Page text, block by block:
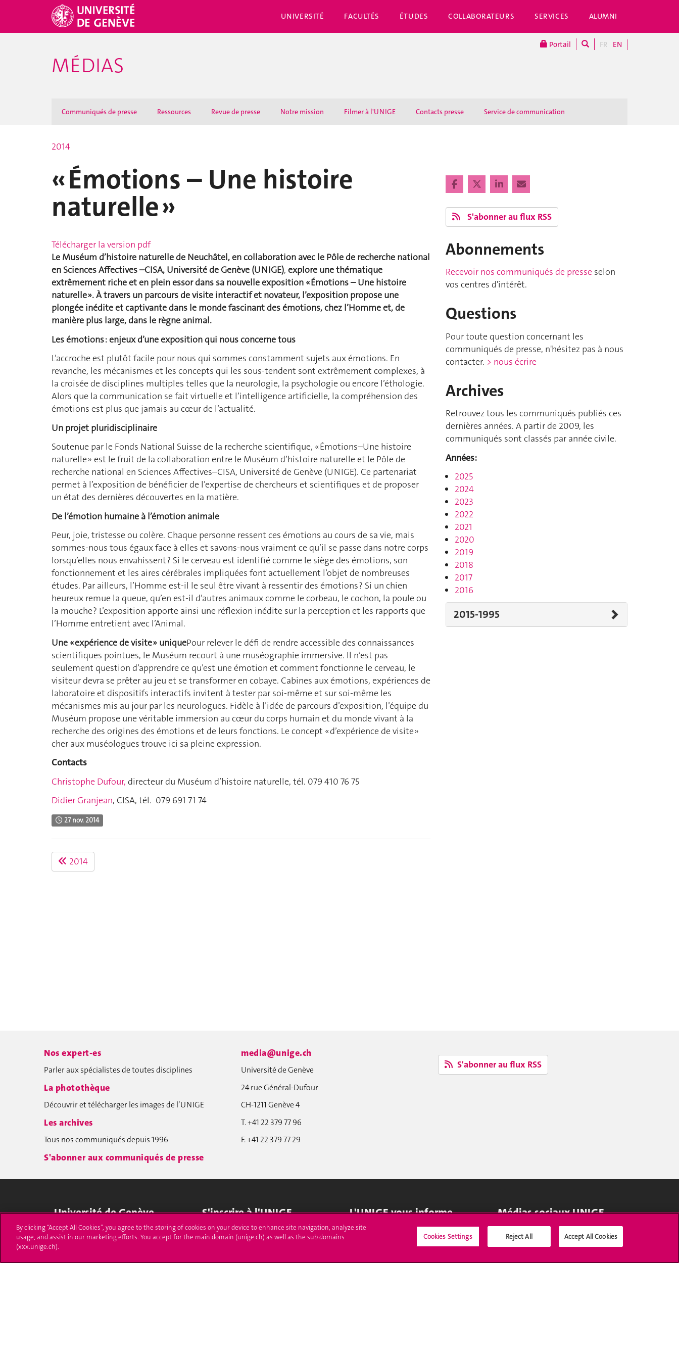
UNIVERSITÉ FACULTÉS ÉTUDES COLLABORATEURS SERVICES ALUMNI
Portail FR EN
MÉDIAS
Communiqués de presse Ressources Revue de presse Notre mission Filmer à l'UNIGE Contacts presse Service de communication
2014
« Émotions – Une histoire
naturelle »
Télécharger la version pdf
Le Muséum d’histoire naturelle de Neuchâtel, en collaboration avec le Pôle de recherche national
en Sciences Affectives –CISA, Université de Genève (UNIGE), explore une thématique
extrêmement riche et en plein essor dans sa nouvelle exposition « Émotions – Une histoire
naturelle ». À travers un parcours de visite interactif et novateur, l’exposition propose une
plongée inédite et captivante dans le monde fascinant des émotions, chez l’Homme et, de
manière plus large, dans le règne animal.
Les émotions : enjeux d’une exposition qui nous concerne tous
L’accroche est plutôt facile pour nous qui sommes constamment sujets aux émotions. En
revanche, les mécanismes et les concepts qui les sous-tendent sont extrêmement complexes, à
la croisée de disciplines multiples telles que la neurologie, la psychologie ou encore l’éthologie.
Alors que la communication se fait virtuelle et l’intelligence artificielle, la compréhension des
émotions est plus que jamais au cœur de l’actualité.
Un projet pluridisciplinaire
Soutenue par le Fonds National Suisse de la recherche scientifique, « Émotions–Une histoire
naturelle » est le fruit de la collaboration entre le Muséum d’histoire naturelle et le Pôle de
recherche national en Sciences Affectives–CISA, Université de Genève (UNIGE). Ce partenariat
permet à l’exposition de bénéficier de l’expertise de chercheurs et scientifiques et de proposer
un état des dernières découvertes en la matière.
De l’émotion humaine à l’émotion animale
Peur, joie, tristesse ou colère. Chaque personne ressent ces émotions au cours de sa vie, mais
sommes-nous tous égaux face à elles et savons-nous vraiment ce qu’il se passe dans notre corps
lorsqu’elles nous envahissent ? Si le cerveau est identifié comme le siège des émotions, son
fonctionnement et les aires cérébrales impliquées font actuellement l’objet de nombreuses
études. Par ailleurs, l’Homme est-il le seul être vivant à ressentir des émotions ? Si un chien
heureux remue la queue, qu’en est-il d’autres animaux comme le corbeau, le cochon, la poule ou
la mouche ? L’exposition apporte ainsi une réflexion inédite sur la perception et les rapports que
l’Homme entretient avec l’Animal.
Une « expérience de visite » uniquePour relever le défi de rendre accessible des connaissances
scientifiques pointues, le Muséum recourt à une muséographie immersive. Il n’est pas
seulement question d’apprendre ce qu’est une émotion et comment fonctionne le cerveau, le
visiteur devra se prêter au jeu et se transformer en cobaye. Cabines aux émotions, expériences de
laboratoire et dispositifs interactifs invitent à tester par soi-même et sur soi-même les
mécanismes mis au jour par les neurologues. Fidèle à l’idée de parcours d’exposition, l’équipe du
Muséum propose une véritable immersion au cœur du corps humain et du monde vivant à la
recherche des origines des émotions et de leurs fonctions. Le concept « d’expérience de visite »
cher aux muséologues trouve ici sa pleine expression.
Contacts
Christophe Dufour, directeur du Muséum d’histoire naturelle, tél. 079 410 76 75
Didier Granjean, CISA, tél. 079 691 71 74
27 nov. 2014
2014
S'abonner au flux RSS
Abonnements
Recevoir nos communiqués de presse selon
vos centres d'intérêt.
Questions
Pour toute question concernant les
communiqués de presse, n'hésitez pas à nous
contacter. > nous écrire
Archives
Retrouvez tous les communiqués publiés ces
dernières années. A partir de 2009, les
communiqués sont classés par année civile.
Années:
2025
2024
2023
2022
2021
2020
2019
2018
2017
2016
2015-1995
Nos expert-es
Parler aux spécialistes de toutes disciplines
La photothèque
Découvrir et télécharger les images de l’UNIGE
Les archives
Tous nos communiqués depuis 1996
S'abonner aux communiqués de presse
media@unige.ch
Université de Genève
24 rue Général-Dufour
CH-1211 Genève 4
T. +41 22 379 77 96
F. +41 22 379 77 29
S'abonner au flux RSS
Université de Genève
24 rue du Général-Dufour
1211 Genève 4
F. +41 (0)22 379 11 34
S'inscrire à l'UNIGE
Immatriculations
L'UNIGE vous informe Médias sociaux UNIGE
By clicking “Accept All Cookies”, you agree to the storing of cookies on your device to enhance site navigation, analyze site
usage, and assist in our marketing efforts. You accept for the main domain (unige.ch) as well as the sub domains
(xxx.unige.ch).
Cookies Settings Reject All Accept All Cookies